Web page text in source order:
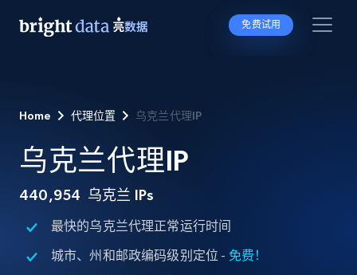
免费试用
Home 代理位置 乌克兰代理IP
乌克兰代理IP
440,954 乌克兰 IPs
最快的乌克兰代理正常运行时间
城市、州和邮政编码级别定位 - 免费！